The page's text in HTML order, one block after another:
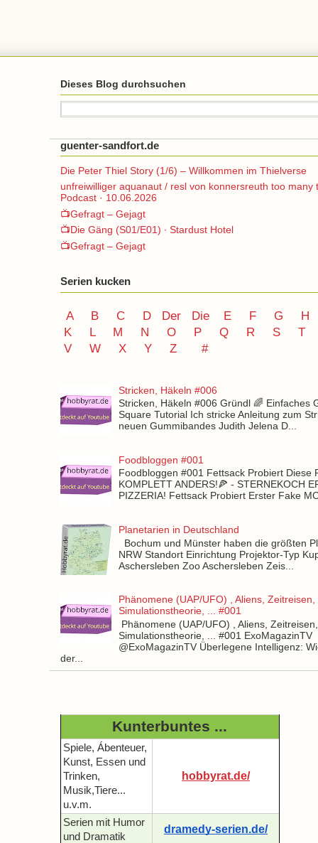
Dieses Blog durchsuchen
guenter-sandfort.de
Die Peter Thiel Story (1/6) – Willkommen im Thielverse
unfreiwilliger aquanaut / resl von konnersreuth too many
Podcast · 10.06.2026
📺Gefragt – Gejagt
📺Die Gäng (S01/E01) ∙ Stardust Hotel
📺Gefragt – Gejagt
Serien kucken
A B C D Der Die E F G
H
K
L M N O P Q R S
T
V
W X Y Z #
Stricken, Häkeln #006
Stricken, Häkeln #006 Gründl 🌈 Einfaches
Square Tutorial Ich stricke Anleitung zum
neuen Gummibandes Judith Jelena D...
Foodbloggen #001
Foodbloggen #001 Fettsack Probiert Diese
KOMPLETT ANDERS!🍕 - STERNEKOCH
PIZZERIA! Fettsack Probiert Erster Fake
Planetarien in Deutschland
Bochum und Münster haben die größten
NRW Standort Einrichtung Projektor-Typ
Aschersleben Zoo Aschersleben Zeis...
Phänomene (UAP/UFO) , Aliens, Zeitreisen,
Simulationstheorie, ... #001
Phänomene (UAP/UFO) , Aliens, Zeitreisen,
Simulationstheorie, ... #001 ExoMagazinTV
@ExoMagazinTV Überlegene Intelligenz:
der...
Kunterbuntes ...
Spiele, Ábenteuer,
Kunst, Essen und
Trinken,
Musik,Tiere...
u.v.m.
hobbyrat.de/
Serien mit Humor
und Dramatik
dramedy-serien.de/